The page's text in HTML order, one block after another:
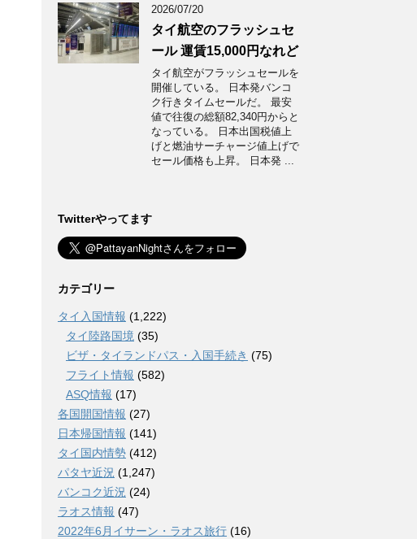
2026/07/20
タイ航空のフラッシュセ
ール 運賃15,000円なれど
タイ航空がフラッシュセールを
開催している。 日本発バンコ
ク行きタイムセールだ。 最安
値で往復の総額82,340円からと
なっている。 日本出国税値上
げと燃油サーチャージ値上げで
セール価格も上昇。 日本発 ...
Twitterやってます
カテゴリー
タイ入国情報 (1,222)
タイ陸路国境 (35)
ビザ・タイランドパス・入国手続き (75)
フライト情報 (582)
ASQ情報 (17)
各国開国情報 (27)
日本帰国情報 (141)
タイ国内情勢 (412)
パタヤ近況 (1,247)
バンコク近況 (24)
ラオス情報 (47)
2022年6月イサーン・ラオス旅行 (16)